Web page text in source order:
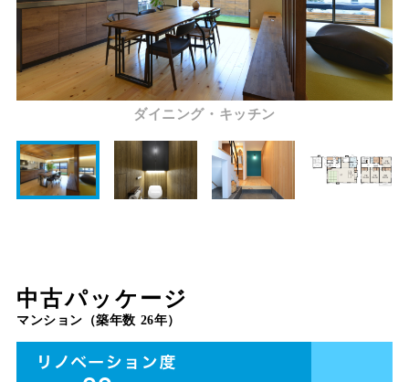
ダイニング・キッチン
中古パッケージ
マンション（築年数 26年）